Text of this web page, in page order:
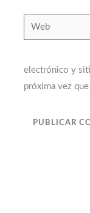
Web
electrónico y
próxima vez